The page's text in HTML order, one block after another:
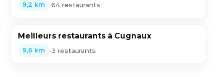
9,2 km •64 restaurants
Meilleurs restaurants à Cugnaux
9,6 km •3 restaurants